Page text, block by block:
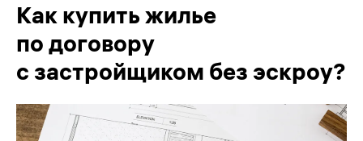
Как купить жилье
по договору
с застройщиком без эскроу?